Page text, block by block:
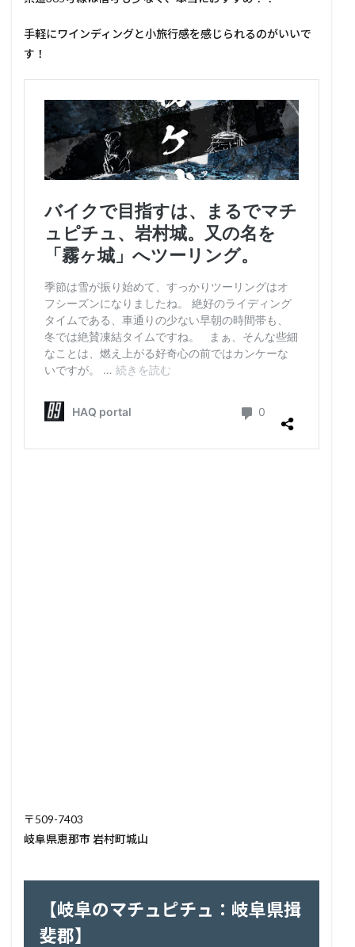
手軽にワインディングと小旅行感を感じられるのがいいで
す！
〒509-7403
岐阜県恵那市 岩村町城山
【岐阜のマチュピチュ：岐阜県揖
斐郡】